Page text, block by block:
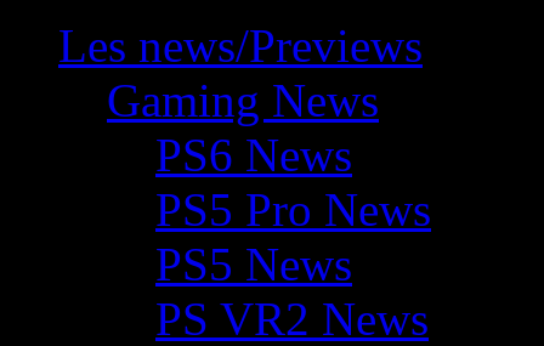
Les news/Previews
Gaming News
PS6 News
PS5 Pro News
PS5 News
PS VR2 News